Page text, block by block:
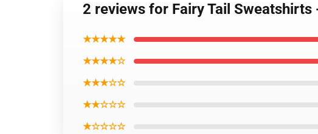
2 reviews for Fairy Tail
★★★★★
★★★★☆
★★★☆☆
★★☆☆☆
★☆☆☆☆